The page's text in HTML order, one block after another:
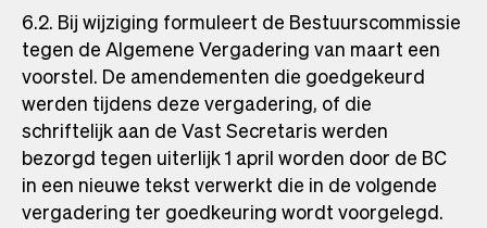
6.2. Bij wijziging formuleert de Bestuurscommissie
tegen de Algemene Vergadering van maart een
voorstel. De amendementen die goedgekeurd
werden tijdens deze vergadering, of die
schriftelijk aan de Vast Secretaris werden
bezorgd tegen uiterlijk 1 april worden door de BC
in een nieuwe tekst verwerkt die in de volgende
vergadering ter goedkeuring wordt voorgelegd.